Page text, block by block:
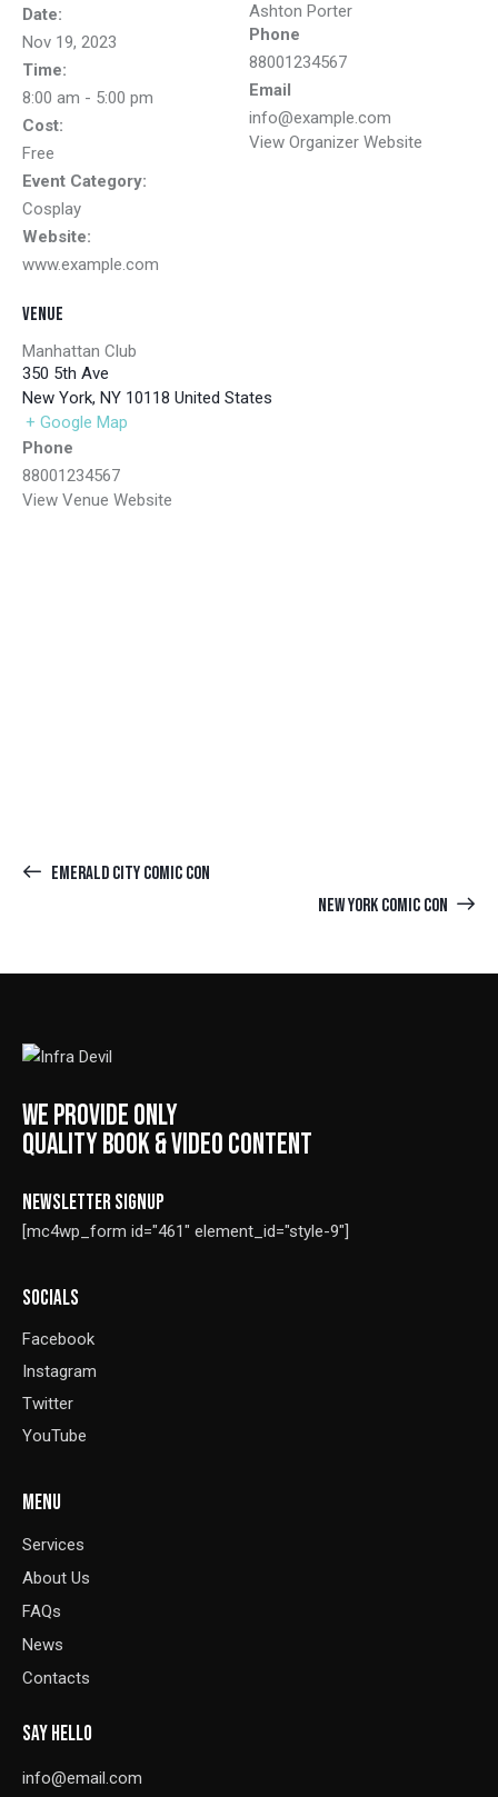
Date:
Nov 19, 2023
Time:
8:00 am - 5:00 pm
Cost:
Free
Event Category:
Cosplay
Website:
www.example.com
Ashton Porter
Phone
88001234567
Email
info@example.com
View Organizer Website
Venue
Manhattan Club
350 5th Ave
New York, NY 10118 United States
+ Google Map
Phone
88001234567
View Venue Website
EMERALD CITY COMIC CON
NEW YORK COMIC CON
WE PROVIDE ONLY
QUALITY BOOK & VIDEO CONTENT
NEWSLETTER SIGNUP
[mc4wp_form id="461" element_id="style-9"]
SOCIALS
Facebook
Instagram
Twitter
YouTube
MENU
Services
About Us
FAQs
News
Contacts
SAY HELLO
info@email.com